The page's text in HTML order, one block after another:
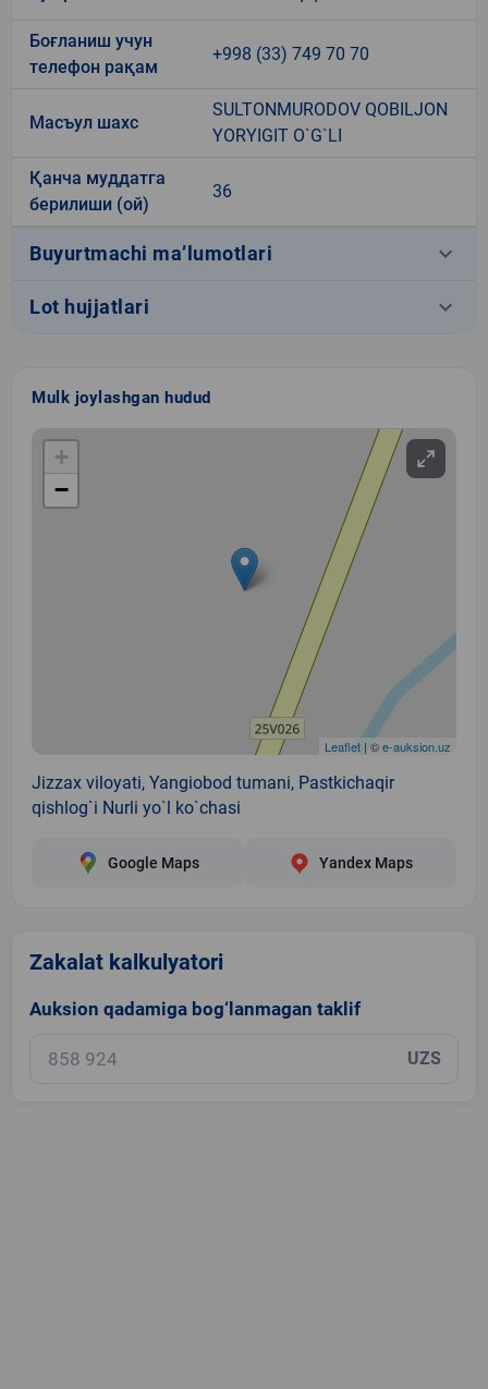
Боғланиш учун
телефон рақам
+998 (33) 749 70 70
Масъул шахс
SULTONMURODOV QOBILJON
YORYIGIT O`G`LI
Қанча муддатга
берилиши (ой)
36
Buyurtmachi ma’lumotlari keyboard_arrow_down
Lot hujjatlari keyboard_arrow_down
Mulk joylashgan hudud
+
−
Leaflet | ©e-auksion.uz
Jizzax viloyati, Yangiobod tumani, Pastkichaqir
qishlog`i Nurli yo`l ko`chasi
Google Maps Yandex Maps
Zakalat kalkulyatori
Auksion qadamiga bog‘lanmagan taklif
UZS